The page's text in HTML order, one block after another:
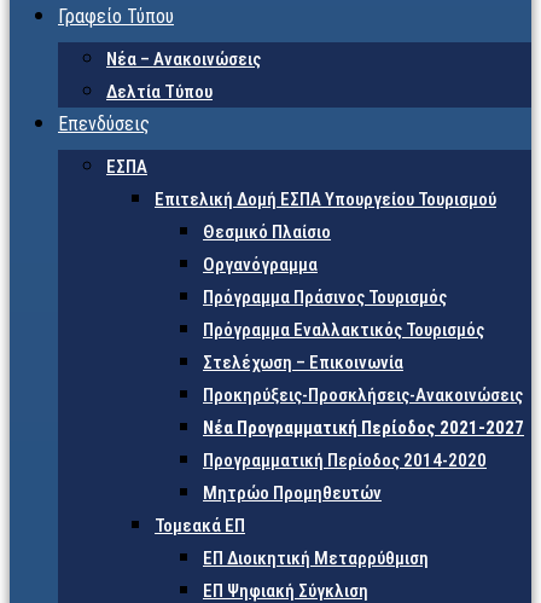
Γραφείο Τύπου
Νέα – Ανακοινώσεις
Δελτία Τύπου
Επενδύσεις
ΕΣΠΑ
Επιτελική Δομή ΕΣΠΑ Υπουργείου Τουρισμού
Θεσμικό Πλαίσιο
Οργανόγραμμα
Πρόγραμμα Πράσινος Τουρισμός
Πρόγραμμα Εναλλακτικός Τουρισμός
Στελέχωση – Επικοινωνία
Προκηρύξεις-Προσκλήσεις-Ανακοινώσεις
Νέα Προγραμματική Περίοδος 2021-2027
Προγραμματική Περίοδος 2014-2020
Μητρώο Προμηθευτών
Τομεακά ΕΠ
ΕΠ Διοικητική Μεταρρύθμιση
ΕΠ Ψηφιακή Σύγκλιση